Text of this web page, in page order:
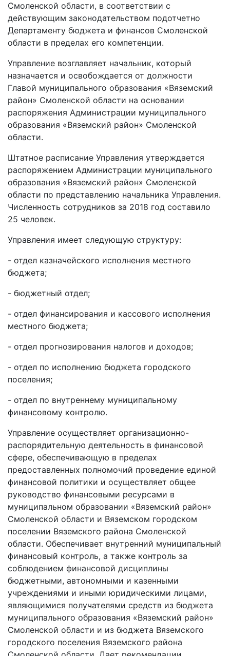
Смоленской области, в соответствии с
действующим законодательством подотчетно
Департаменту бюджета и финансов Смоленской
области в пределах его компетенции.
Управление возглавляет начальник, который
назначается и освобождается от должности
Главой муниципального образования «Вяземский
район» Смоленской области на основании
распоряжения Администрации муниципального
образования «Вяземский район» Смоленской
области.
Штатное расписание Управления утверждается
распоряжением Администрации муниципального
образования «Вяземский район» Смоленской
области по представлению начальника Управления.
Численность сотрудников за 2018 год составило
25 человек.
Управления имеет следующую структуру:
- отдел казначейского исполнения местного
бюджета;
- бюджетный отдел;
- отдел финансирования и кассового исполнения
местного бюджета;
- отдел прогнозирования налогов и доходов;
- отдел по исполнению бюджета городского
поселения;
- отдел по внутреннему муниципальному
финансовому контролю.
Управление осуществляет организационно-
распорядительную деятельность в финансовой
сфере, обеспечивающую в пределах
предоставленных полномочий проведение единой
финансовой политики и осуществляет общее
руководство финансовыми ресурсами в
муниципальном образовании «Вяземский район»
Смоленской области и Вяземском городском
поселении Вяземского района Смоленской
области. Обеспечивает внутренний муниципальный
финансовый контроль, а также контроль за
соблюдением финансовой дисциплины
бюджетными, автономными и казенными
учреждениями и иными юридическими лицами,
являющимися получателями средств из бюджета
муниципального образования «Вяземский район»
Смоленской области и из бюджета Вяземского
городского поселения Вяземского района